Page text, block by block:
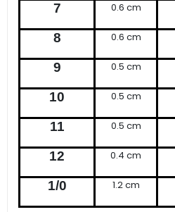
7 0.6 cm
8 0.6 cm
9 0.5 cm
10 0.5 cm
11 0.5 cm
12 0.4 cm
1/0 1.2 cm